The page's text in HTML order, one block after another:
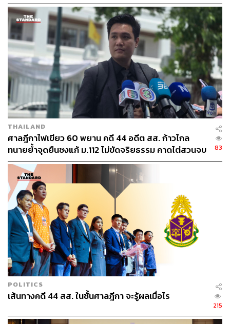
39
ABOUT THE AUTHOR
THE STANDARD TEAM
กองบรรณาธิการ THE STANDARD
THAILAND
ศาลฎีกาไฟเขียว 60 พยาน คดี 44 อดีต สส. ก้าวไกล
ทนายย้ำจุดยืนชงแก้ ม.112 ไม่ขัดจริยธรรม คาดไต่สวนจบ
พฤษภาคมปี 2570
83
POLITICS
เส้นทางคดี 44 สส. ในชั้นศาลฎีกา จะรู้ผลเมื่อไร
215